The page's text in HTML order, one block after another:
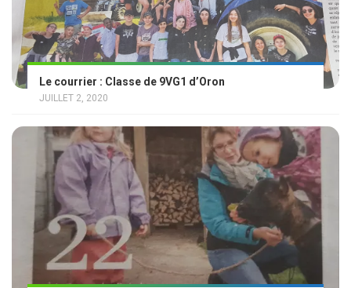
Le courrier : Classe de 9VG1 d’Oron
JUILLET 2, 2020